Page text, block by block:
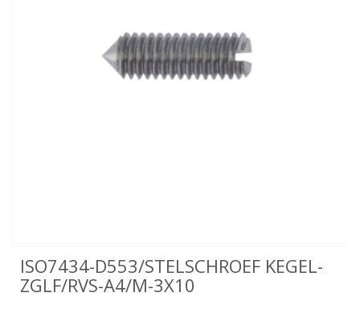
ISO7434-D553/STELSCHROEF KEGEL-
ZGLF/RVS-A4/M-3X10